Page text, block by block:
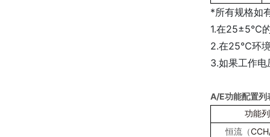
*所有规格如
1.在25±5℃
2.在25℃环境
3.如果工作
A/E功能配置列
功能
恒流（